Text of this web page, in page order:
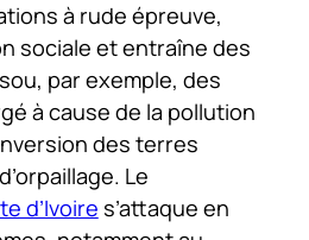
à rude épreuve,
sociale et entraîne des
par exemple, des
à cause de la pollution
des terres
Le
d’Ivoire s’attaque en